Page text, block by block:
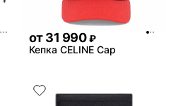
от31 990 ₽
Кепка CELINE Cap